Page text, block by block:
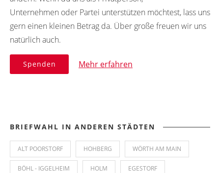
Unternehmen oder Partei unterstützen möchtest, lass uns
gern einen kleinen Betrag da. Über große freuen wir uns
natürlich auch.
Spenden Mehr erfahren
BRIEFWAHL IN ANDEREN STÄDTEN
ALT POORSTORF HOHBERG WÖRTH AM MAIN
BÖHL - IGGELHEIM HOLM EGESTORF